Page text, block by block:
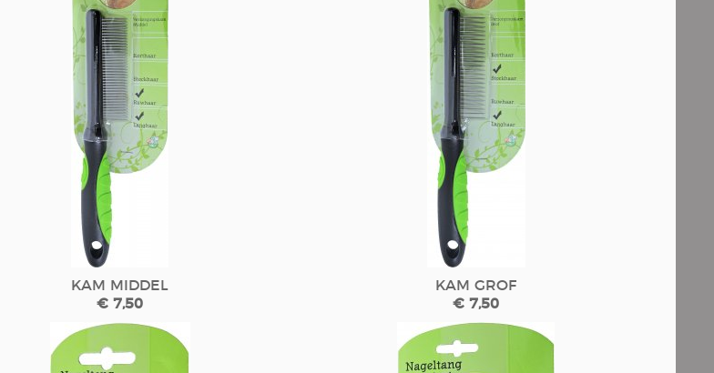
KAM MIDDEL
€ 7,50
KAM GROF
€ 7,50